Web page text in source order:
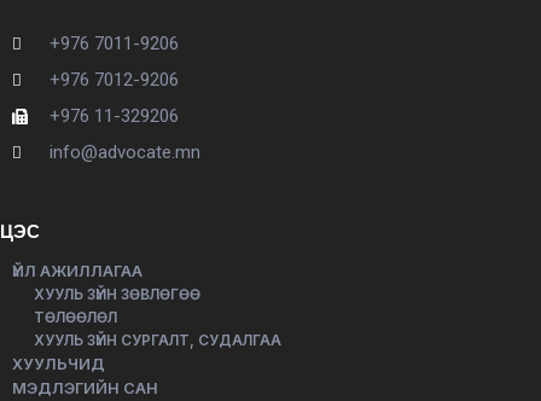
+976 7011-9206
+976 7012-9206
+976 11-329206
info@advocate.mn
ЦЭС
ҮЙЛ АЖИЛЛАГАА
ХУУЛЬ ЗҮЙН ЗӨВЛӨГӨӨ
ТӨЛӨӨЛӨЛ
ХУУЛЬ ЗҮЙН СУРГАЛТ, СУДАЛГАА
ХУУЛЬЧИД
МЭДЛЭГИЙН САН